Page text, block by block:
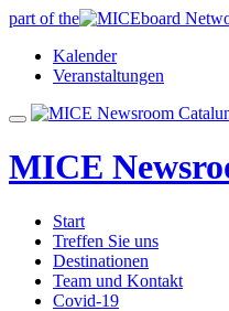
part of the
Kalender
Veranstaltungen
MICE
Start
Treffen Sie uns
Destinationen
Team und Kontakt
Covid-19